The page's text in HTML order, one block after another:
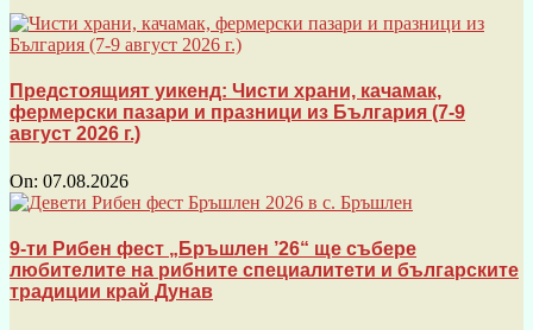
Предстоящият уикенд: Чисти храни, качамак,
фермерски пазари и празници из България (7-9
август 2026 г.)
On: 07.08.2026
9-ти Рибен фест „Бръшлен ’26“ ще събере
любителите на рибните специалитети и българските
традиции край Дунав